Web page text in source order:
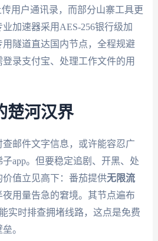
用户通讯录，而部分山寨工具更
加速器采用AES-256银行级加
隧道直达国内节点，全程规避
录支付宝、处理工作文件的用
楚河汉界
邮件文字信息，或许能容忍广
app。但要稳定追剧、开黑、处
值立见高下：番茄提供无限流
用量告急的窘境。其节点遍布
实时排查拥堵线路，这点是免费
。